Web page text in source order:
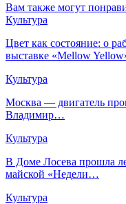
Вам также могут
Культура
Цвет как состояние: о
выставке «Mellow
Культура
Москва — двигатель
Владимир…
Культура
В Доме Лосева прошла
майской «Недели…
Культура